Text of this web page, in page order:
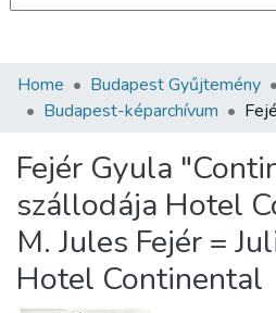
Communities & Collections
Statistics
About us
Home Budapest Gyűjtemény
Budapest-képarchívum
Fejér Gyula
szállodája Hotel
M. Jules Fejér =
Hotel Continental